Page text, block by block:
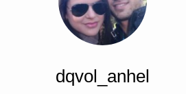
dqvol_anhel